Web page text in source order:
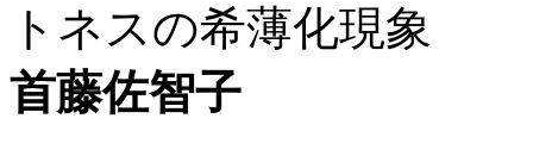
トネスの希薄化現象
首藤佐智子